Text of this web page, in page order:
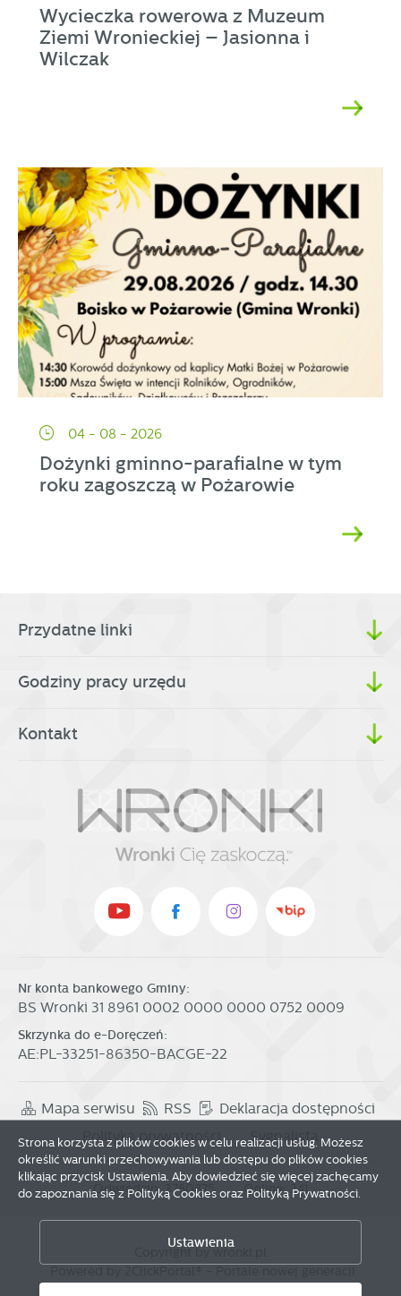
Wycieczka rowerowa z Muzeum
Ziemi Wronieckiej – Jasionna i
Wilczak
04 - 08 - 2026
Dożynki gminno-parafialne w tym
roku zagoszczą w Pożarowie
Przydatne linki
Godziny pracy urzędu
Kontakt
Nr konta bankowego Gminy:
BS Wronki 31 8961 0002 0000 0000 0752 0009
Skrzynka do e-Doręczeń:
AE:PL-33251-86350-BACGE-22
Mapa serwisu RSS
Deklaracja dostępności
Polityka prywatności
Sygnalista
Odwiedzin: 3780875 Online: 241
Strona korzysta z plików cookies w celu realizacji usług. Możesz
określić warunki przechowywania lub dostępu do plików cookies
klikając przycisk Ustawienia. Aby dowiedzieć się więcej zachęcamy
do zapoznania się z Polityką Cookies oraz Polityką Prywatności.
Ustawienia
Zapisz wybrane